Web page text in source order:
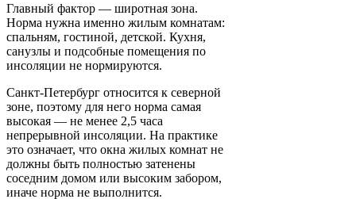
Главный фактор — широтная зона.
Норма нужна именно жилым комнатам:
спальням, гостиной, детской. Кухня,
санузлы и подсобные помещения по
инсоляции не нормируются.
Санкт-Петербург относится к северной
зоне, поэтому для него норма самая
высокая — не менее 2,5 часа
непрерывной инсоляции. На практике
это означает, что окна жилых комнат не
должны быть полностью затенены
соседним домом или высоким забором,
иначе норма не выполнится.